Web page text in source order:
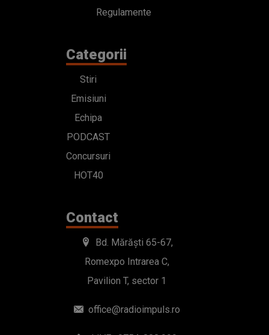
Regulamente
Categorii
Stiri
Emisiuni
Echipa
PODCAST
Concursuri
HOT40
Contact
Bd. Mărăști 65-67,
Romexpo Intrarea C,
Pavilion T, sector 1
office@radioimpuls.ro